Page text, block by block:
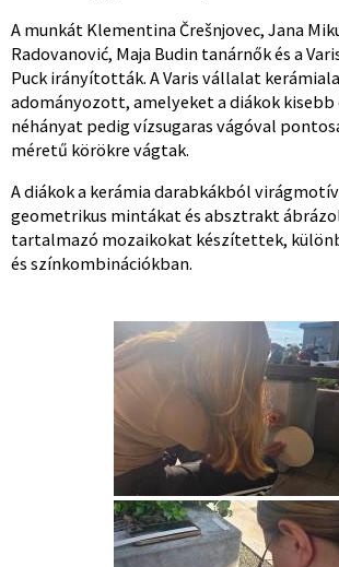
A munkát Klementina Črešnjovec, Jana
Radovanović, Maja Budin tanárnők és a
Puck irányították. A Varis vállalat
adományozott, amelyeket a diákok
néhányat pedig vízsugaras vágóval
méretű körökre vágtak.
A diákok a kerámia darabkákból
geometrikus mintákat és absztrakt
tartalmazó mozaikokat készítettek,
és színkombinációkban.